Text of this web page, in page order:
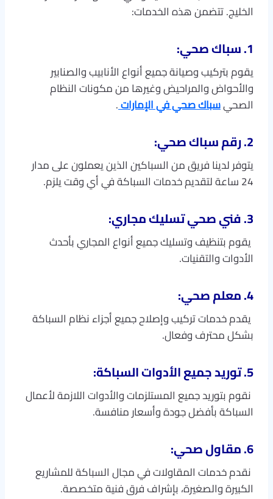
الخليج. تتضمن هذه الخدمات:
1. سباك صحي:
يقوم بتركيب وصيانة جميع أنواع الأنابيب والصنابير
والأحواض والمراحيض وغيرها من مكونات النظام
الصحيسباك صحي في الإمارات.
2. رقم سباك صحي:
يتوفر لدينا فريق من السباكين الذين يعملون على مدار
24 ساعة لتقديم خدمات السباكة في أي وقت يلزم.
3. فني صحي تسليك مجاري:
يقوم بتنظيف وتسليك جميع أنواع المجاري بأحدث
الأدوات والتقنيات.
4. معلم صحي:
يقدم خدمات تركيب وإصلاح جميع أجزاء نظام السباكة
بشكل محترف وفعال.
5. توريد جميع الأدوات السباكة:
نقوم بتوريد جميع المستلزمات والأدوات اللازمة لأعمال
السباكة بأفضل جودة وأسعار منافسة.
6. مقاول صحي:
نقدم خدمات المقاولات في مجال السباكة للمشاريع
الكبيرة والصغيرة، بإشراف فرق فنية متخصصة.